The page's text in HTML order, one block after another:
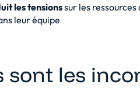
les tensionssur les
leur équipe
sont les